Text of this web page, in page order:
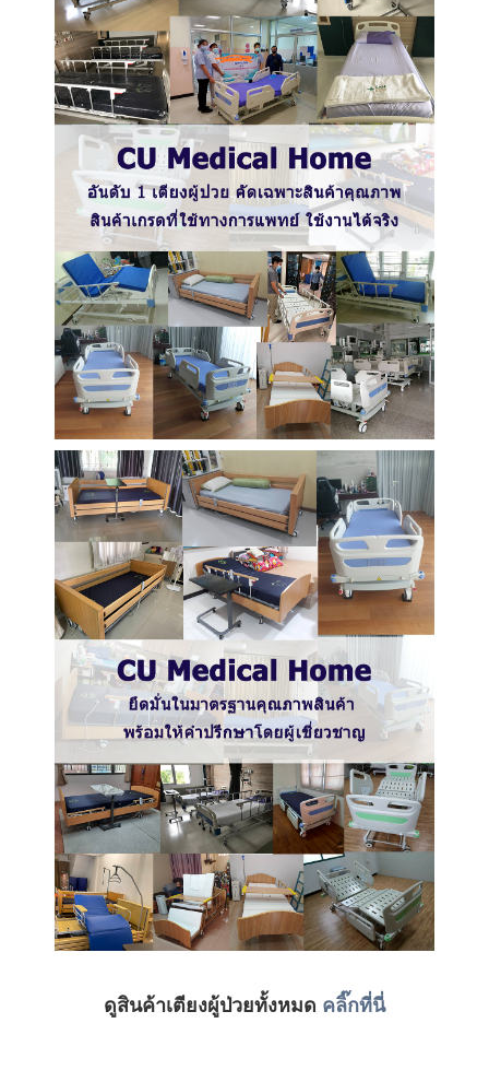
ดูสินค้าเตียงผู้ป่วยทั้งหมด คลิ๊กที่นี่